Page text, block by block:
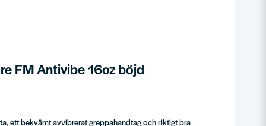
FM Antivibe 16oz böjd
ett bekvämt avvibrerat greppahandtag och riktigt bra